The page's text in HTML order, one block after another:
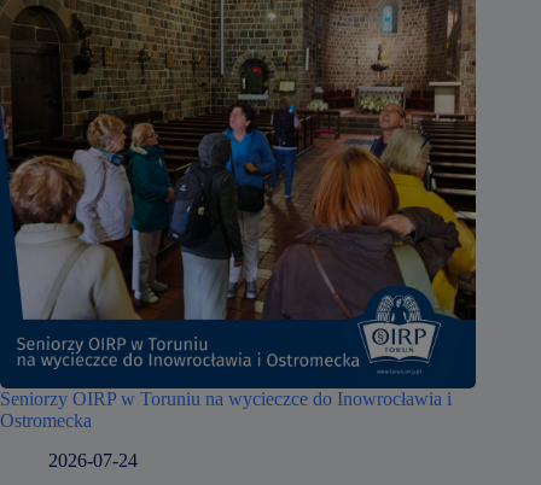
Seniorzy OIRP w Toruniu na wycieczce do Inowrocławia i
Ostromecka
2026-07-24